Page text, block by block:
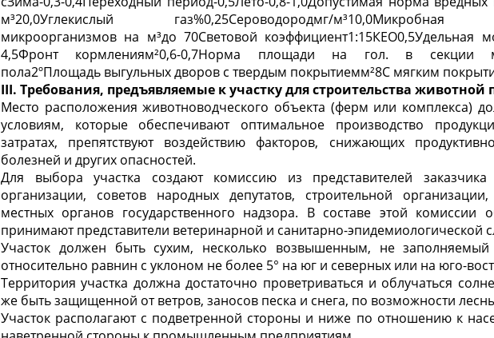
м³20,0Углекислый газ%0,25Сероводородмг/м³10,0Микробная
микроорганизмов на м³до 70Световой коэффициент1:15КЕО0,5Удельная
4,5Фронт кормлениям²0,6-0,7Норма площади на гол. в секции
пола2ºПлощадь выгульных дворов с твердым покрытиемм²8С мягким
III. Требования, предъявляемые к участку для строительства животной
Место расположения животноводческого объекта (ферм или комплекса)
условиям, которые обеспечивают оптимальное производство
затратах, препятствуют воздействию факторов, снижающих
болезней и других опасностей.
Для выбора участка создают комиссию из представителей заказчика
организации, советов народных депутатов, строительной
местных органов государственного надзора. В составе этой комиссии
принимают представители ветеринарной и санитарно-эпидемиологической
Участок должен быть сухим, несколько возвышенным, не
относительно равнин с уклоном не более 5° на юг и северных или на юго-
Территория участка должна достаточно проветриваться и облучаться
же быть защищенной от ветров, заносов песка и снега, по возможности
Участок располагают с подветренной стороны и ниже по отношению к